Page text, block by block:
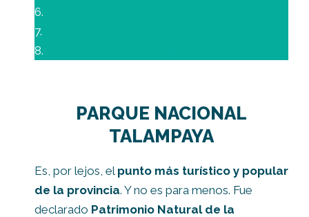
6.
7.
8.
PARQUE NACIONAL
TALAMPAYA
Es, por lejos, el punto más turístico y popular
de la provincia. Y no es para menos. Fue
declarado Patrimonio Natural de la